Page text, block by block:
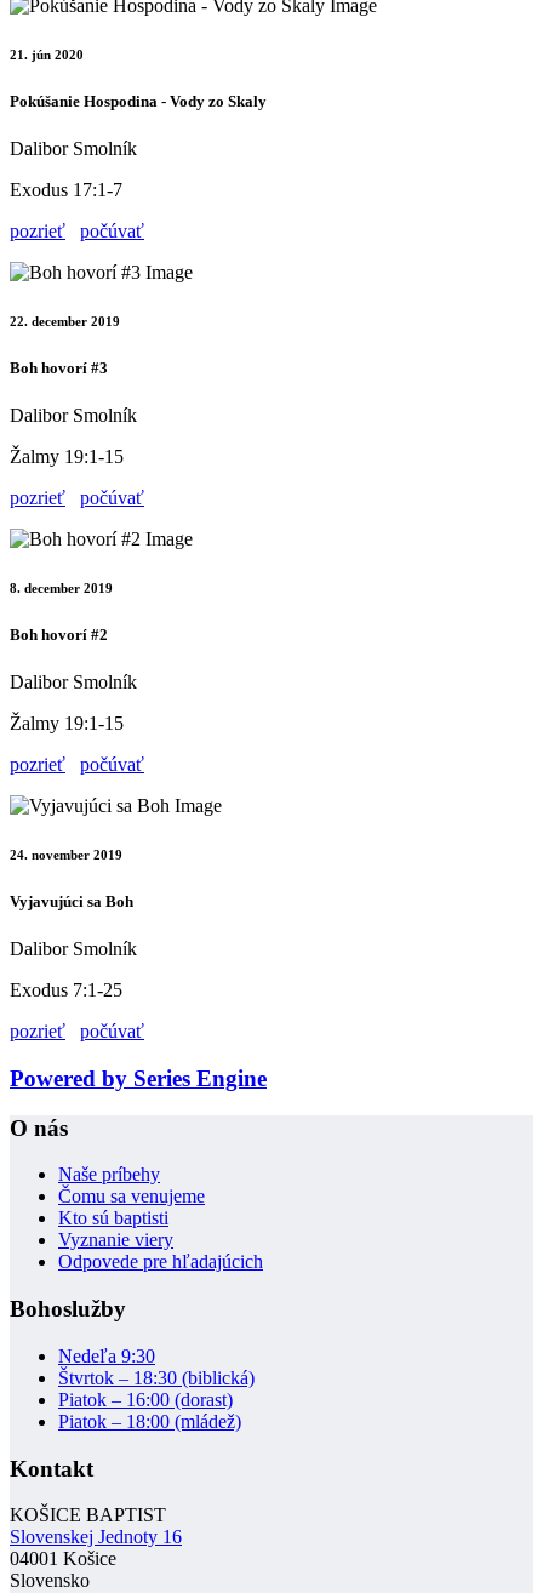
21. jún 2020
Pokúšanie Hospodina - Vody zo Skaly
Dalibor Smolník
Exodus 17:1-7
pozrieť
počúvať
22. december 2019
Boh hovorí #3
Dalibor Smolník
Žalmy 19:1-15
pozrieť
počúvať
8. december 2019
Boh hovorí #2
Dalibor Smolník
Žalmy 19:1-15
pozrieť
počúvať
24. november 2019
Vyjavujúci sa Boh
Dalibor Smolník
Exodus 7:1-25
pozrieť
počúvať
Powered by Series Engine
O nás
Naše príbehy
Čomu sa venujeme
Kto sú baptisti
Vyznanie viery
Odpovede pre hľadajúcich
Bohoslužby
Nedeľa 9:30
Štvrtok – 18:30 (biblická)
Piatok – 16:00 (dorast)
Piatok – 18:00 (mládež)
Kontakt
KOŠICE BAPTIST
Slovenskej Jednoty 16
04001 Košice
Slovensko